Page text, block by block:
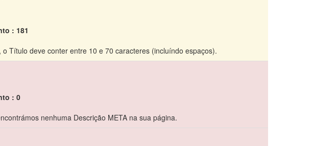
: 181
o Título deve conter entre 10 e 70 caracteres (incluíndo espaços).
: 0
nenhuma Descrição META na sua página.